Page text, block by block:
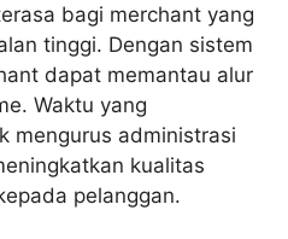
bagi merchant yang
tinggi. Dengan sistem
dapat memantau alur
Waktu yang
mengurus administrasi
kualitas
pelanggan.